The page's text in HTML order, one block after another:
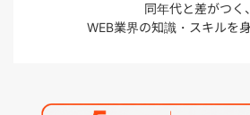
同年代と差がつく、
WEB業界の知識・スキルを